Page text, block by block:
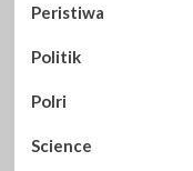
Peristiwa
Politik
Polri
Science